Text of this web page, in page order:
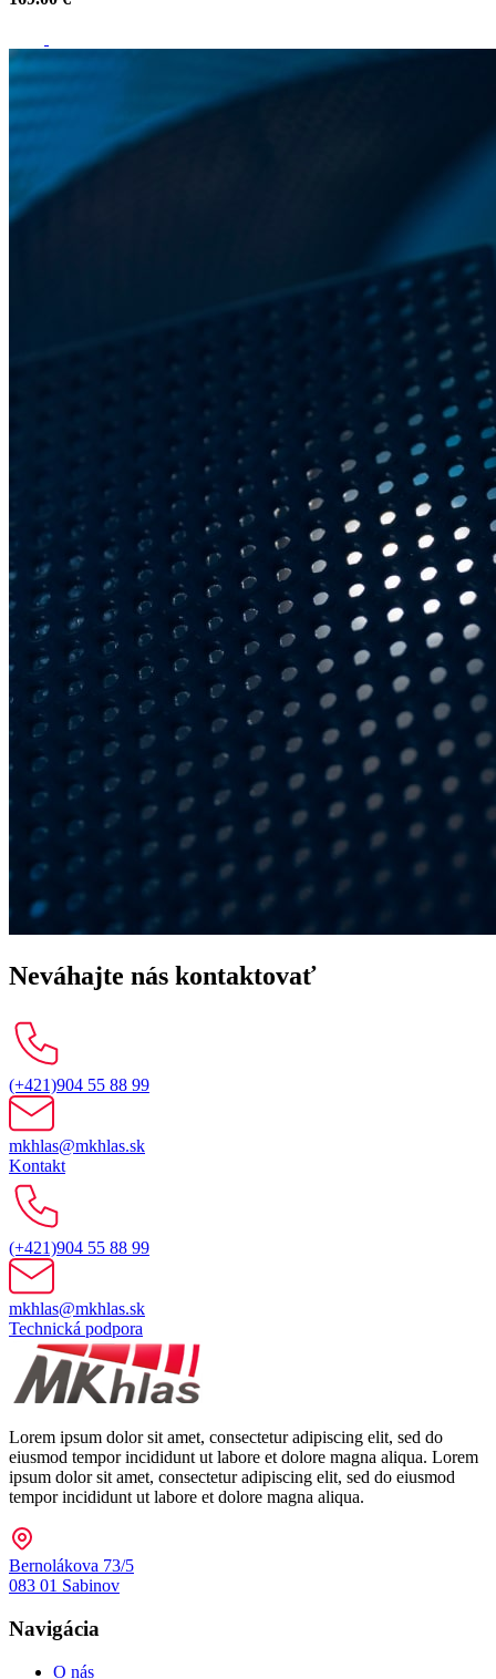
Neváhajte nás kontaktovať
(+421)904 55 88 99
mkhlas@mkhlas.sk
Kontakt
(+421)904 55 88 99
mkhlas@mkhlas.sk
Technická podpora
Lorem ipsum dolor sit amet, consectetur adipiscing elit, sed do
eiusmod tempor incididunt ut labore et dolore magna aliqua. Lorem
ipsum dolor sit amet, consectetur adipiscing elit, sed do eiusmod
tempor incididunt ut labore et dolore magna aliqua.
Bernolákova 73/5
083 01 Sabinov
Navigácia
O nás